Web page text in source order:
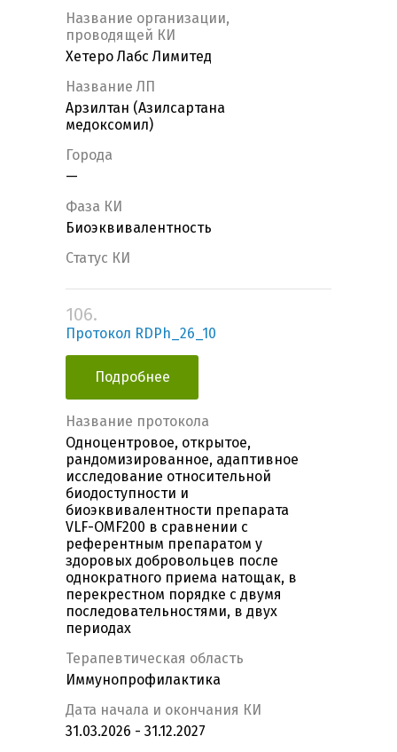
Название организации,
проводящей КИ
Хетеро Лабс Лимитед
Название ЛП
Арзилтан (Азилсартана
медоксомил)
Города
—
Фаза КИ
Биоэквивалентность
Статус КИ
106.
Протокол RDPh_26_10
Подробнее
Название протокола
Одноцентровое, открытое,
рандомизированное, адаптивное
исследование относительной
биодоступности и
биоэквивалентности препарата
VLF-OMF200 в сравнении с
референтным препаратом у
здоровых добровольцев после
однократного приема натощак, в
перекрестном порядке с двумя
последовательностями, в двух
периодах
Терапевтическая область
Иммунопрофилактика
Дата начала и окончания КИ
31.03.2026 - 31.12.2027